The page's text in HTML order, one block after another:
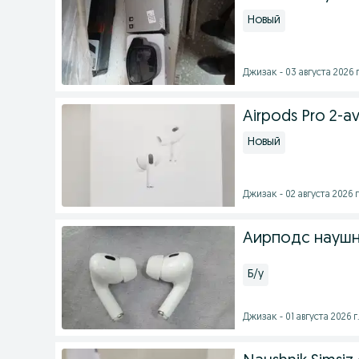
Новый
Джизак - 03 августа 2026
Airpods Pro 2-
Новый
Джизак - 02 августа 2026
Аирподс
Б/у
Джизак - 01 августа 2026 г.